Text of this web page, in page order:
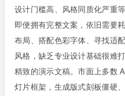
设计门槛高、风格同质化严重
即便拥有完整文案，依旧需要
布局、搭配色彩字体、寻找适
风格，缺乏专业设计基础很难
精致的演示文稿。市面上多数
灯片框架，生成版式刻板僵硬